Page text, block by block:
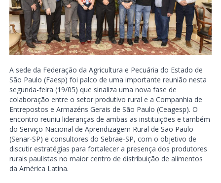
A sede da Federação da Agricultura e Pecuária do Estado de
São Paulo (Faesp) foi palco de uma importante reunião nesta
segunda-feira (19/05) que sinaliza uma nova fase de
colaboração entre o setor produtivo rural e a Companhia de
Entrepostos e Armazéns Gerais de São Paulo (Ceagesp). O
encontro reuniu lideranças de ambas as instituições e também
do Serviço Nacional de Aprendizagem Rural de São Paulo
(Senar-SP) e consultores do Sebrae-SP, com o objetivo de
discutir estratégias para fortalecer a presença dos produtores
rurais paulistas no maior centro de distribuição de alimentos
da América Latina.